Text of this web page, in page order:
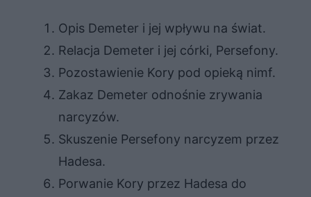
Opis Demeter i jej wpływu na świat.
Relacja Demeter i jej córki, Persefony.
Pozostawienie Kory pod opieką nimf.
Zakaz Demeter odnośnie zrywania
narcyzów.
Skuszenie Persefony narcyzem przez
Hadesa.
Porwanie Kory przez Hadesa do